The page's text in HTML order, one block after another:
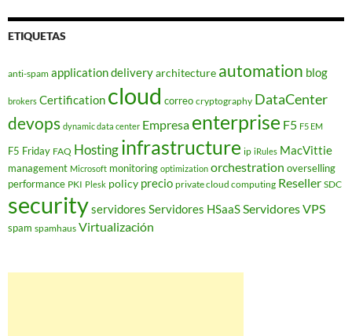
ETIQUETAS
anti-spam application deliveryarchitecture automation blog
brokers Certification cloud correo cryptography DataCenter
devops dynamic data center Empresa enterprise F5 F5 EM
F5 Friday FAQ Hostinginfrastructure ip iRules MacVittie
management Microsoft monitoring optimization orchestration overselling
performance PKI Plesk policy precio private cloud computing Reseller SDC
securityservidores Servidores HSaaSServidores VPS
spam spamhaus Virtualización